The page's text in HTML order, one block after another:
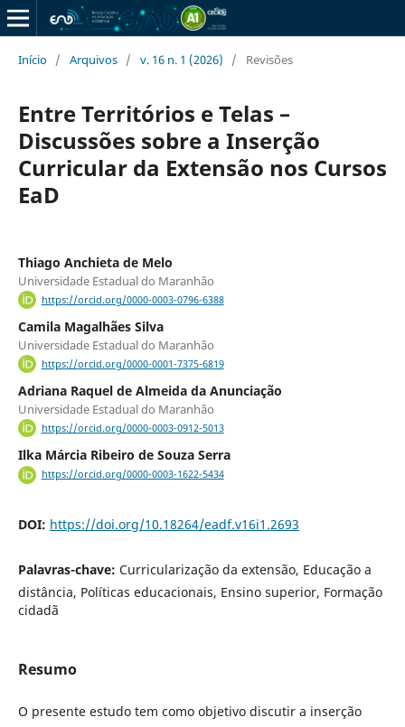
Início / Arquivos / v. 16 n. 1 (2026) / Revisões
Entre Territórios e Telas –
Discussões sobre a Inserção
Curricular da Extensão nos Cursos
EaD
Thiago Anchieta de Melo
Universidade Estadual do Maranhão
https://orcid.org/0000-0003-0796-6388
Camila Magalhães Silva
Universidade Estadual do Maranhão
https://orcid.org/0000-0001-7375-6819
Adriana Raquel de Almeida da Anunciação
Universidade Estadual do Maranhão
https://orcid.org/0000-0003-0912-5013
Ilka Márcia Ribeiro de Souza Serra
https://orcid.org/0000-0003-1622-5434
DOI: https://doi.org/10.18264/eadf.v16i1.2693
Palavras-chave: Curricularização da extensão, Educação a
distância, Políticas educacionais, Ensino superior, Formação
cidadã
Resumo
O presente estudo tem como objetivo discutir a inserção